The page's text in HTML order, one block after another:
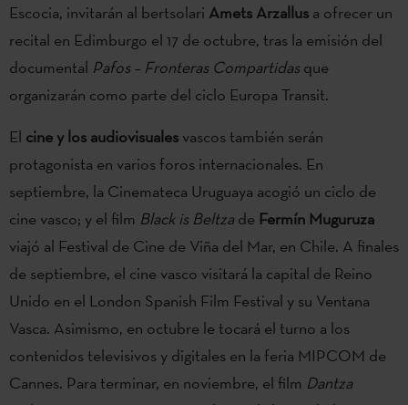
Escocia, invitarán al bertsolari Amets Arzallus a ofrecer un
recital en Edimburgo el 17 de octubre, tras la emisión del
documental Pafos – Fronteras Compartidasque
organizarán como parte del ciclo Europa Transit.
El cine y los audiovisuales vascos también serán
protagonista en varios foros internacionales. En
septiembre, la Cinemateca Uruguaya acogió un ciclo de
cine vasco; y el film Black is Beltzade Fermín Muguruza
viajó al Festival de Cine de Viña del Mar, en Chile. A finales
de septiembre, el cine vasco visitará la capital de Reino
Unido en el London Spanish Film Festival y su Ventana
Vasca. Asimismo, en octubre le tocará el turno a los
contenidos televisivos y digitales en la feria MIPCOM de
Cannes. Para terminar, en noviembre, el film Dantza